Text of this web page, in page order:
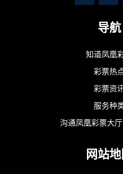
导航
知道凤凰
彩票热
彩票资
服务种
沟通凤凰彩票大
网站